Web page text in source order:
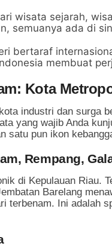
wisata sejarah,
semuanya ada di
bertaraf
membuat
Kota
industri dan surga
yang wajib Anda
satu pun ikon
Rempang,
di Kepulauan Riau.
Barelang
terbenam. Ini adalah